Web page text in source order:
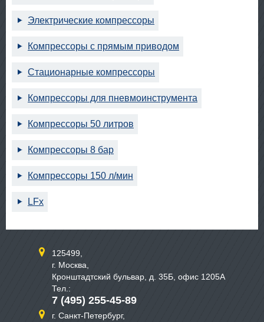
Электрические компрессоры
Компрессоры с прямым приводом
Стационарные компрессоры
Компрессоры для пневмоинструмента
Компрессоры 50 литров
Компрессоры 8 бар
Компрессоры 150 л/мин
LFx
125499,
г. Москва,
Кронштадтский бульвар, д. 35Б, офис 1205А
Тел.:
7 (495) 255-45-89
г. Санкт-Петербург,